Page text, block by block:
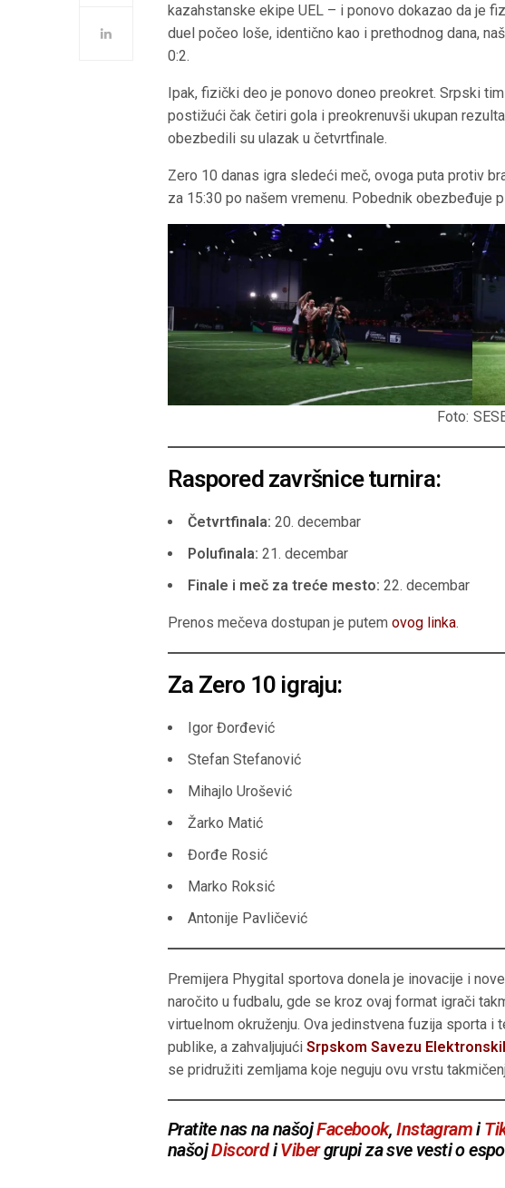
kazahstanske ekipe UEL – i ponovo dokazao da je
duel počeo loše, identično kao i prethodnog dana,
0:2.
Ipak, fizički deo je ponovo doneo preokret. Srpski
postižući čak četiri gola i preokrenuvši ukupan
obezbedili su ulazak u četvrtfinale.
Zero 10 danas igra sledeći meč, ovoga puta protiv
za 15:30 po našem vremenu. Pobednik obezbeđuje
Foto:
Raspored završnice turnira:
Četvrtfinala: 20. decembar
Polufinala: 21. decembar
Finale i meč za treće mesto: 22. decembar
Prenos mečeva dostupan je putemovog linka.
Za Zero 10 igraju:
Igor Đorđević
Stefan Stefanović
Mihajlo Urošević
Žarko Matić
Đorđe Rosić
Marko Roksić
Antonije Pavličević
Premijera Phygital sportova donela je inovacije i
naročito u fudbalu, gde se kroz ovaj format igrači
virtuelnom okruženju. Ova jedinstvena fuzija sporta i
publike, a zahvaljujućiSrpskom Savezu
se pridružiti zemljama koje neguju ovu vrstu
Pratite nas na našojFacebook,Instagrami
našojDiscordiVibergrupi za sve vesti o